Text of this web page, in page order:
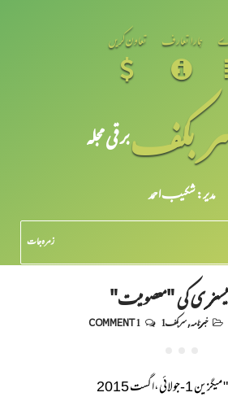
ہمارا تعارف تعاون کریں
بکفبرقی مجلہ
مدیر: شکیبـ احمد
زمرہ جات
کی "معصومیت"
خبرنامہ,سربکف1 1 COMMENT
2015